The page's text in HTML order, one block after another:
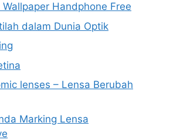
Handphone Free
dalam Dunia Optik
lenses – Lensa Berubah
Marking Lensa